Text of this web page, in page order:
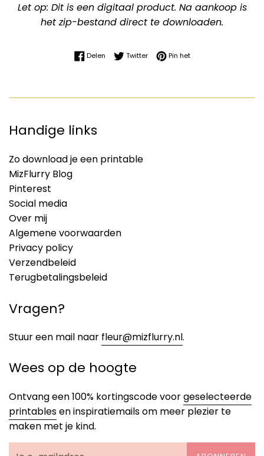
Let op: Dit is een digitaal product. Na aankoop is
het zip-bestand direct te downloaden.
DelenDelen op Facebook
TwitterTwitteren op Twitter
Pin hetPinnen op Pinterest
Handige links
Zo download je een printable
MizFlurry Blog
Pinterest
Social media
Over mij
Algemene voorwaarden
Privacy policy
Verzendbeleid
Terugbetalingsbeleid
Vragen?
Stuur een mail naar fleur@mizflurry.nl.
Wees op de hoogte
Ontvang een 100% kortingscode voorgeselecteerde
printablesen inspiratiemails om meer plezier te
maken met je kind.